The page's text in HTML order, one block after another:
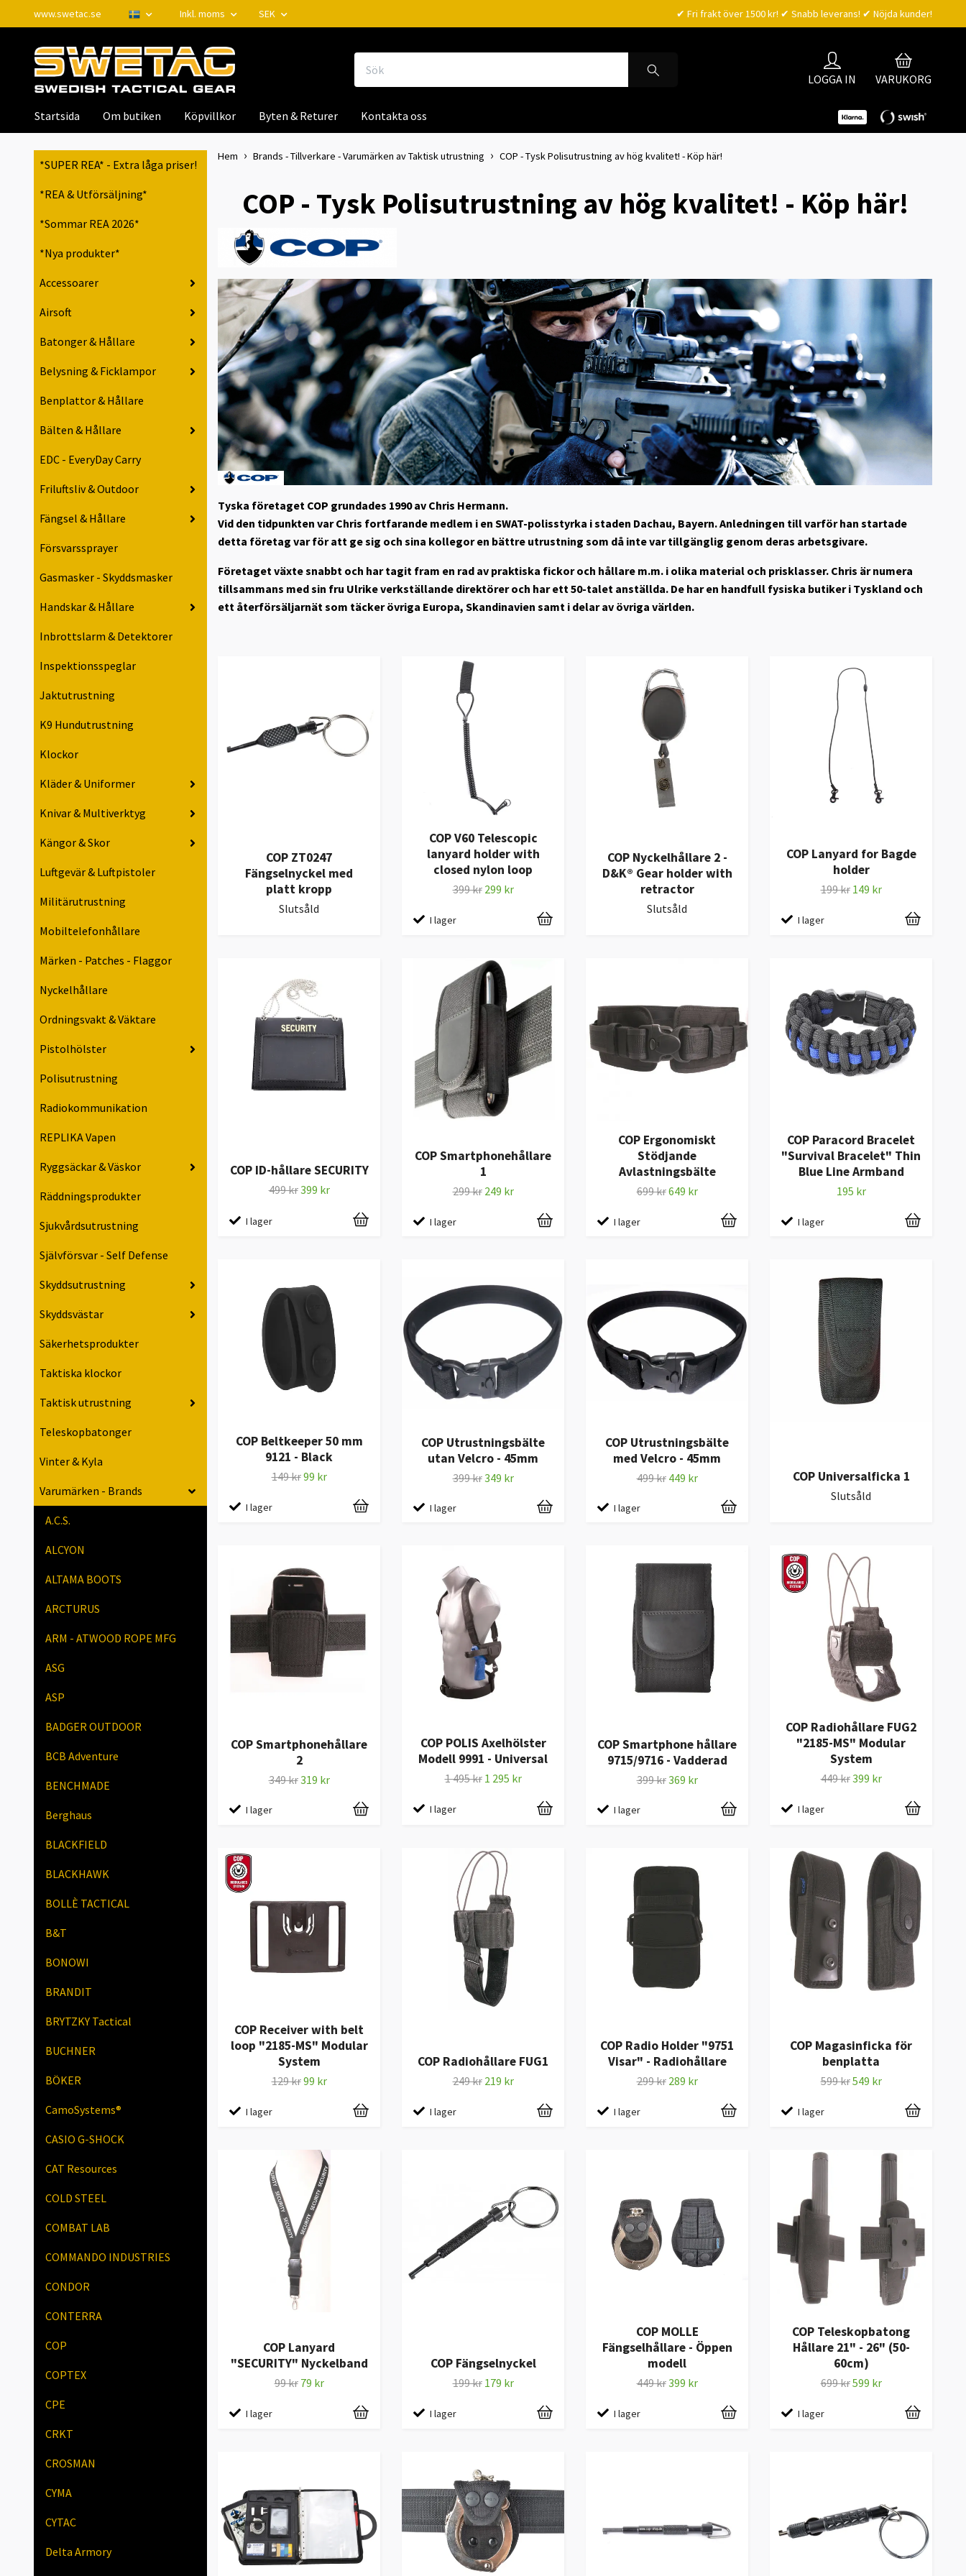
www.swetac.se Inkl. moms SEK ✔ Fri frakt över 1500 kr! ✔ Snabb leverans! ✔ Nöjda kunder!
LOGGA IN VARUKORG
Startsida Om butiken Köpvillkor Byten & Returer Kontakta oss
*SUPER REA* - Extra låga priser!
*REA & Utförsäljning*
*Sommar REA 2026*
*Nya produkter*
Accessoarer
Airsoft
Batonger & Hållare
Belysning & Ficklampor
Benplattor & Hållare
Bälten & Hållare
EDC - EveryDay Carry
Friluftsliv & Outdoor
Fängsel & Hållare
Försvarssprayer
Gasmasker - Skyddsmasker
Handskar & Hållare
Inbrottslarm & Detektorer
Inspektionsspeglar
Jaktutrustning
K9 Hundutrustning
Klockor
Kläder & Uniformer
Knivar & Multiverktyg
Kängor & Skor
Luftgevär & Luftpistoler
Militärutrustning
Mobiltelefonhållare
Märken - Patches - Flaggor
Nyckelhållare
Ordningsvakt & Väktare
Pistolhölster
Polisutrustning
Radiokommunikation
REPLIKA Vapen
Ryggsäckar & Väskor
Räddningsprodukter
Sjukvårdsutrustning
Självförsvar - Self Defense
Skyddsutrustning
Skyddsvästar
Säkerhetsprodukter
Taktiska klockor
Taktisk utrustning
Teleskopbatonger
Vinter & Kyla
Varumärken - Brands
A.C.S.
ALCYON
ALTAMA BOOTS
ARCTURUS
ARM - ATWOOD ROPE MFG
ASG
ASP
BADGER OUTDOOR
BCB Adventure
BENCHMADE
Berghaus
BLACKFIELD
BLACKHAWK
BOLLÈ TACTICAL
B&T
BONOWI
BRANDIT
BRYTZKY Tactical
BUCHNER
BÖKER
CamoSystems®
CASIO G-SHOCK
CAT Resources
COLD STEEL
COMBAT LAB
COMMANDO INDUSTRIES
CONDOR
CONTERRA
COP
COPTEX
CPE
CRKT
CROSMAN
CYMA
CYTAC
Delta Armory
Hem Brands - Tillverkare - Varumärken av Taktisk utrustning COP - Tysk Polisutrustning av hög kvalitet! - Köp här!
COP - Tysk Polisutrustning av hög kvalitet! - Köp här!
Tyska företaget COP grundades 1990 av Chris Hermann.
Vid den tidpunkten var Chris fortfarande medlem i en SWAT-polisstyrka i staden Dachau, Bayern. Anledningen till varför han startade
detta företag var för att ge sig och sina kollegor en bättre utrustning som då inte var tillgänglig genom deras arbetsgivare.
Företaget växte snabbt och har tagit fram en rad av praktiska fickor och hållare m.m. i olika material och prisklasser. Chris är numera
tillsammans med sin fru Ulrike verkställande direktörer och har ett 50-talet anställda. De har en handfull fysiska butiker i Tyskland och
ett återförsäljarnät som täcker övriga Europa, Skandinavien samt i delar av övriga världen.
COP ZT0247
Fängselnyckel med
platt kropp
Slutsåld
COP V60 Telescopic
lanyard holder with
closed nylon loop
399 kr 299 kr
I lager
COP Nyckelhållare 2 -
D&K® Gear holder with
retractor
Slutsåld
COP Lanyard for Bagde
holder
199 kr 149 kr
I lager
COP ID-hållare SECURITY
499 kr399 kr
I lager
COP Smartphonehållare
1
299 kr 249 kr
I lager
COP Ergonomiskt
Stödjande
Avlastningsbälte
699 kr649 kr
I lager
COP Paracord Bracelet
"Survival Bracelet" Thin
Blue Line Armband
195 kr
I lager
COP Beltkeeper 50 mm
9121 - Black
149 kr99 kr
I lager
COP Utrustningsbälte
utan Velcro - 45mm
399 kr349 kr
I lager
COP Utrustningsbälte
med Velcro - 45mm
499 kr 449 kr
I lager
COP Universalficka 1
Slutsåld
COP Smartphonehållare
2
349 kr319 kr
I lager
COP POLIS Axelhölster
Modell 9991 - Universal
1 495 kr 1 295 kr
I lager
COP Smartphone hållare
9715/9716 - Vadderad
399 kr369 kr
I lager
COP Radiohållare FUG2
"2185-MS" Modular
System
449 kr399 kr
I lager
COP Receiver with belt
loop "2185-MS" Modular
System
129 kr99 kr
I lager
COP Radiohållare FUG1
249 kr 219 kr
I lager
COP Radio Holder "9751
Visar" - Radiohållare
299 kr 289 kr
I lager
COP Magasinficka för
benplatta
599 kr549 kr
I lager
COP Lanyard
"SECURITY" Nyckelband
99 kr 79 kr
I lager
COP Fängselnyckel
199 kr 179 kr
I lager
COP MOLLE
Fängselhållare - Öppen
modell
449 kr399 kr
I lager
COP Teleskopbatong
Hållare 21" - 26" (50-
60cm)
699 kr599 kr
I lager